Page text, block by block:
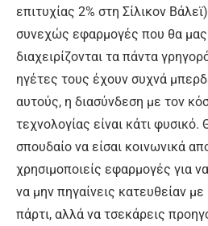
επιτυχίας 2% στη Σίλικον
συνεχώς εφαρμογές που θα μας
διαχειρίζονται τα πάντα
ηγέτες τους έχουν συχνά
αυτούς, η διασύνδεση με τον
τεχνολογίας είναι κάτι φυσικό.
σπουδαίο να είσαι κοινωνικά
χρησιμοποιείς εφαρμογές για
να μην πηγαίνεις κατευθείαν
πάρτι, αλλά να τσεκάρεις